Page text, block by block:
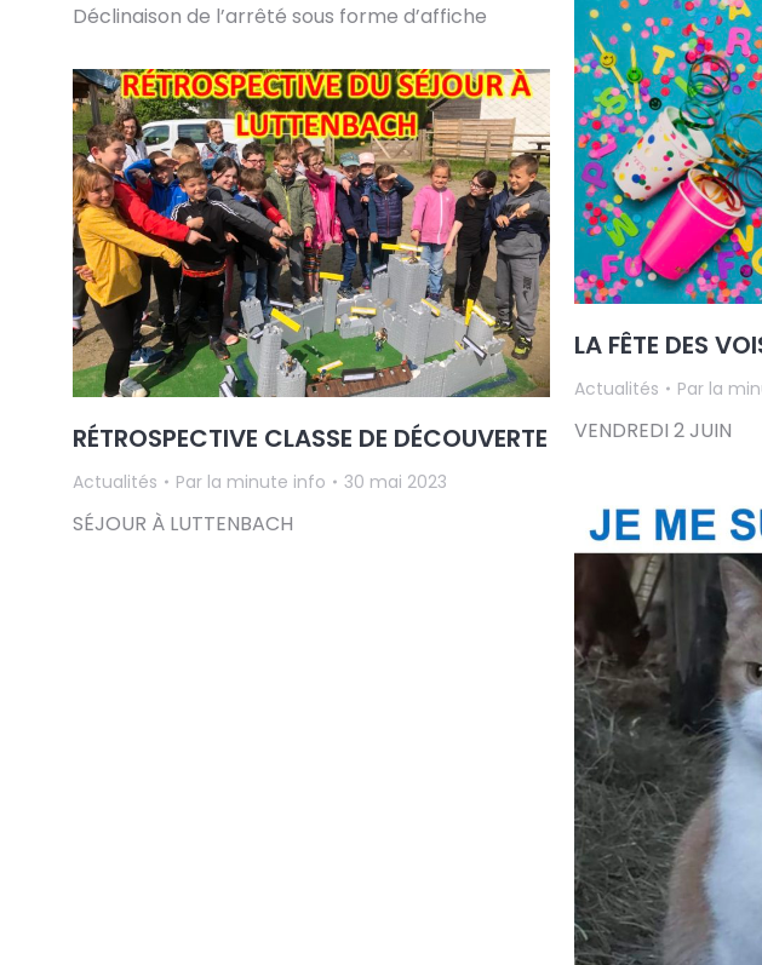
Déclinaison de l’arrêté sous forme d’affiche
LA FÊTE DES
Actualités Par la
VENDREDI 2 JUIN
RÉTROSPECTIVE CLASSE DE DÉCOUVERTE
Actualités Par la minute info 30 mai 2023
SÉJOUR À LUTTENBACH